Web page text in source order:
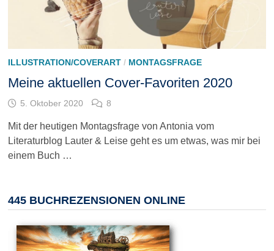
ILLUSTRATION/COVERART/ MONTAGSFRAGE
Meine aktuellen Cover-Favoriten 2020
5. Oktober 2020 8
Mit der heutigen Montagsfrage von Antonia vom
Literaturblog Lauter & Leise geht es um etwas, was mir bei
einem Buch …
445 BUCHREZENSIONEN ONLINE